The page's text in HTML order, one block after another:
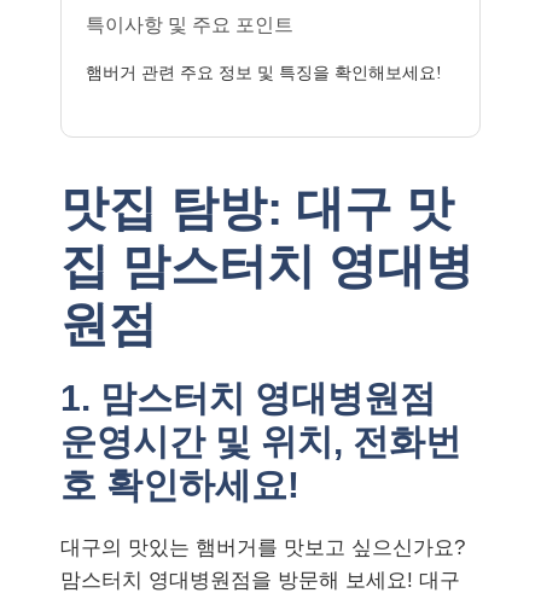
특이사항 및 주요 포인트
햄버거 관련 주요 정보 및 특징을 확인해보세요!
맛집 탐방: 대구 맛
집 맘스터치 영대병
원점
1. 맘스터치 영대병원점
운영시간 및 위치, 전화번
호 확인하세요!
대구의 맛있는 햄버거를 맛보고 싶으신가요?
맘스터치 영대병원점을 방문해 보세요! 대구